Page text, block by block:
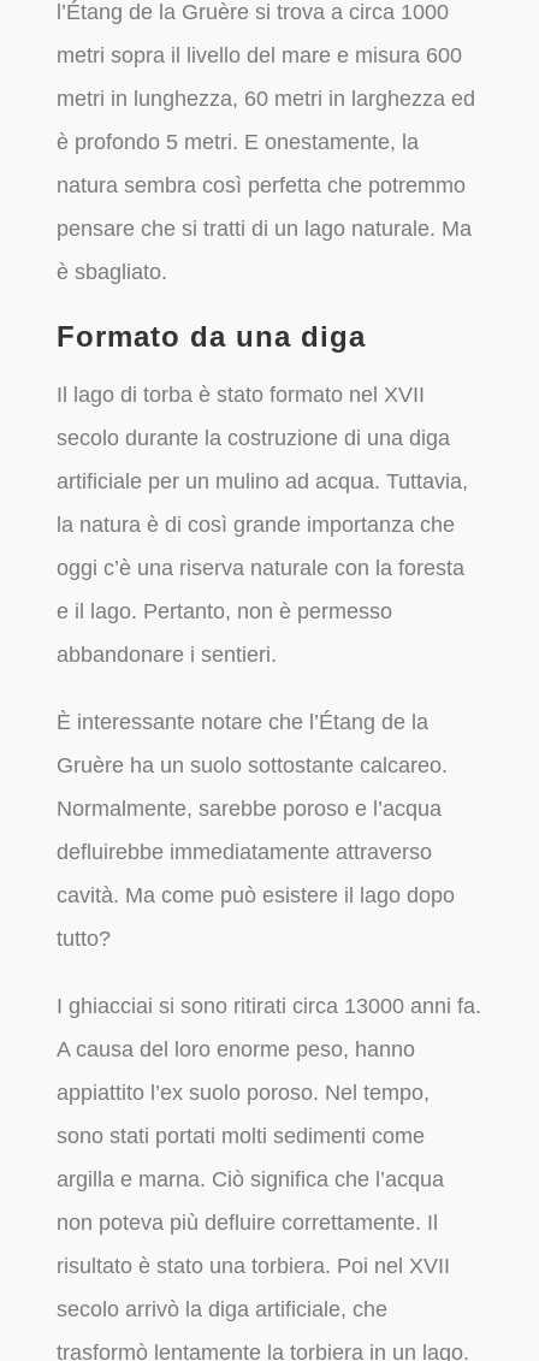
l’Étang de la Gruère si trova a circa 1000
metri sopra il livello del mare e misura 600
metri in lunghezza, 60 metri in larghezza ed
è profondo 5 metri. E onestamente, la
natura sembra così perfetta che potremmo
pensare che si tratti di un lago naturale. Ma
è sbagliato.
Formato da una diga
Il lago di torba è stato formato nel XVII
secolo durante la costruzione di una diga
artificiale per un mulino ad acqua. Tuttavia,
la natura è di così grande importanza che
oggi c’è una riserva naturale con la foresta
e il lago. Pertanto, non è permesso
abbandonare i sentieri.
È interessante notare che l’Étang de la
Gruère ha un suolo sottostante calcareo.
Normalmente, sarebbe poroso e l’acqua
defluirebbe immediatamente attraverso
cavità. Ma come può esistere il lago dopo
tutto?
I ghiacciai si sono ritirati circa 13000 anni fa.
A causa del loro enorme peso, hanno
appiattito l’ex suolo poroso. Nel tempo,
sono stati portati molti sedimenti come
argilla e marna. Ciò significa che l’acqua
non poteva più defluire correttamente. Il
risultato è stato una torbiera. Poi nel XVII
secolo arrivò la diga artificiale, che
trasformò lentamente la torbiera in un lago.